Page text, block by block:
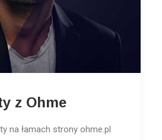
z Ohme
na łamach strony ohme.pl